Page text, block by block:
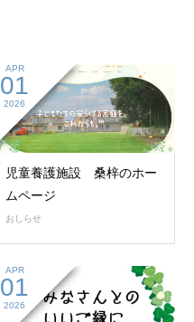
APR
01
2026
児童養護施設 桑梓のホー
ムページ
おしらせ
APR
01
2026